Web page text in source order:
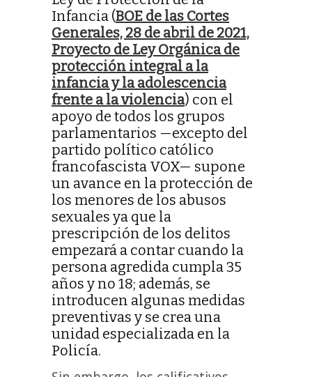
Infancia (BOE de las Cortes
Generales, 28 de abril de 2021,
Proyecto de Ley Orgánica de
protección integral a la
infancia y la adolescencia
frente a la violencia) con el
apoyo de todos los grupos
parlamentarios —excepto del
partido político católico
francofascista VOX— supone
un avance en la protección de
los menores de los abusos
sexuales ya que la
prescripción de los delitos
empezará a contar cuando la
persona agredida cumpla 35
años y no 18; además, se
introducen algunas medidas
preventivas y se crea una
unidad especializada en la
Policía.